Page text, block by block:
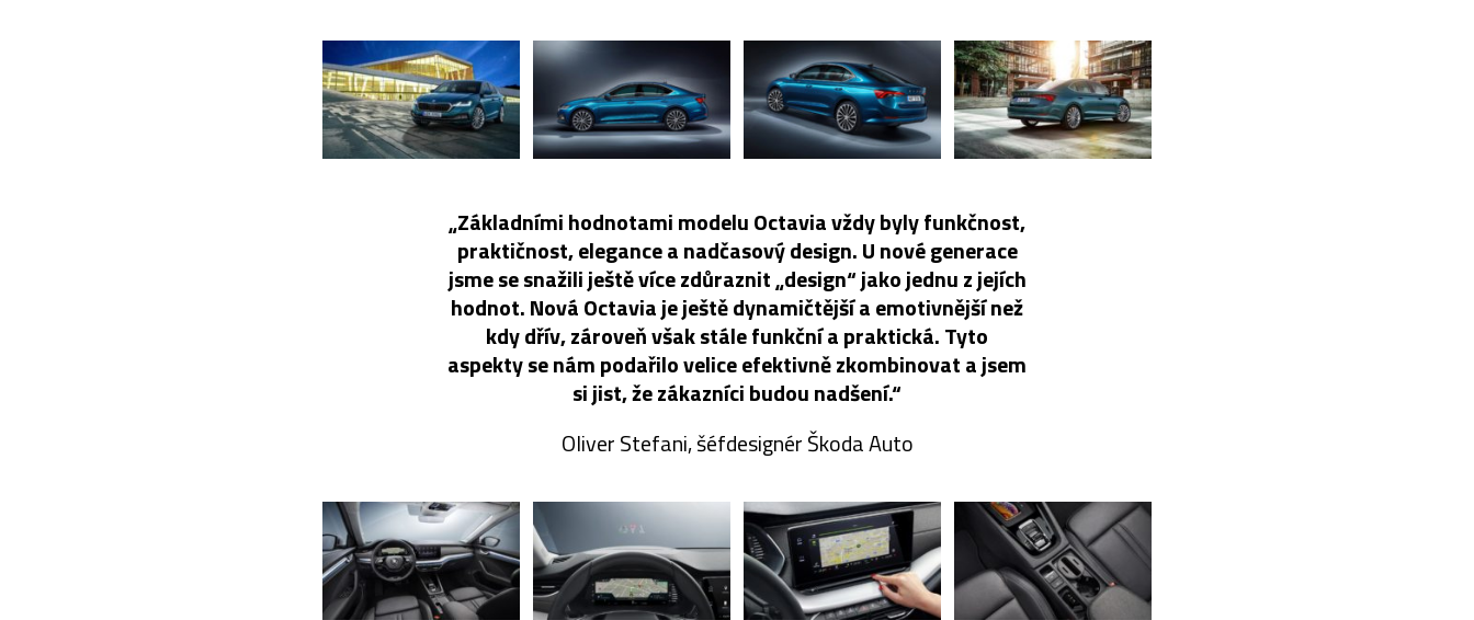
„Základními hodnotami modelu Octavia vždy byly funkčnost,
praktičnost, elegance a nadčasový design. U nové generace
jsme se snažili ještě více zdůraznit „design“ jako jednu z jejích
hodnot. Nová Octavia je ještě dynamičtější a emotivnější než
kdy dřív, zároveň však stále funkční a praktická. Tyto
aspekty se nám podařilo velice efektivně zkombinovat a jsem
si jist, že zákazníci budou nadšení.“
Oliver Stefani, šéfdesignér Škoda Auto